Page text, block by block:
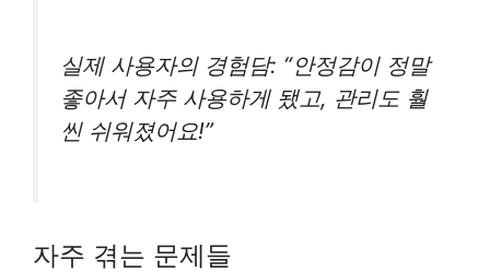
실제 사용자의 경험담: “안정감이 정말
좋아서 자주 사용하게 됐고, 관리도 훨
씬 쉬워졌어요!”
자주 겪는 문제들